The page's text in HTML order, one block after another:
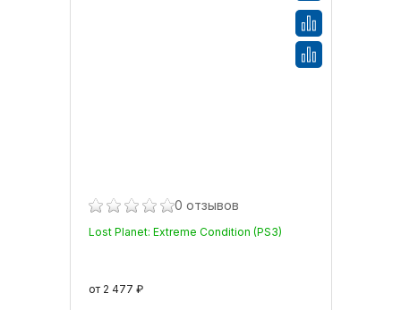
0 отзывов
Lost Planet: Extreme Condition (PS3)
от 2 477 ₽